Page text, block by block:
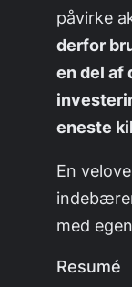
påvirke
derfor
en del af
eneste
En
med
Resumé